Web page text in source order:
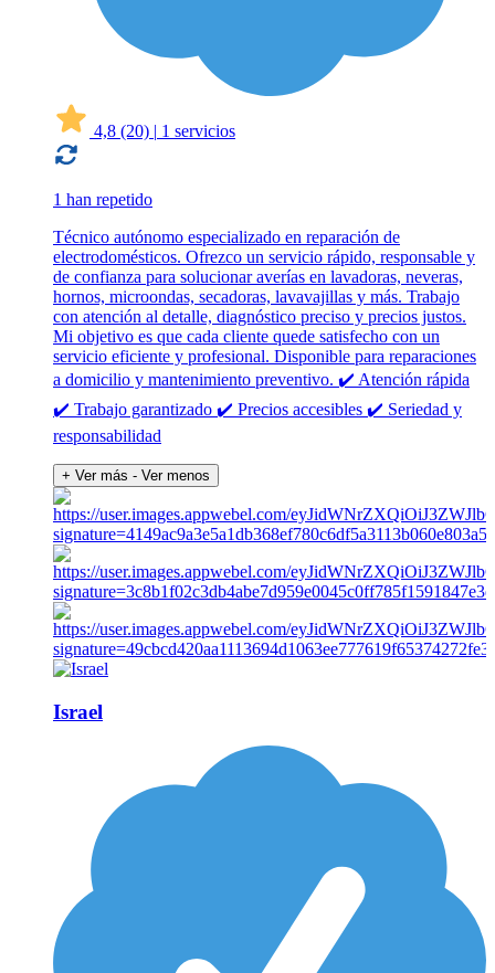
4,8 (20) | 1 servicios
1 han repetido
Técnico autónomo especializado en reparación de
electrodomésticos. Ofrezco un servicio rápido, responsable y
de confianza para solucionar averías en lavadoras, neveras,
hornos, microondas, secadoras, lavavajillas y más. Trabajo
con atención al detalle, diagnóstico preciso y precios justos.
Mi objetivo es que cada cliente quede satisfecho con un
servicio eficiente y profesional. Disponible para reparaciones
a domicilio y mantenimiento preventivo. ✔️ Atención rápida
✔️ Trabajo garantizado ✔️ Precios accesibles ✔️ Seriedad y
responsabilidad
+ Ver más - Ver menos
Israel